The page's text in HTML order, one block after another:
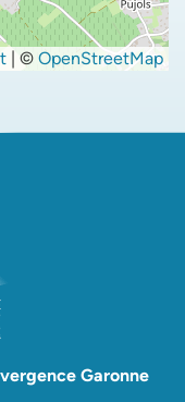
| © OpenStreetMap
Garonne